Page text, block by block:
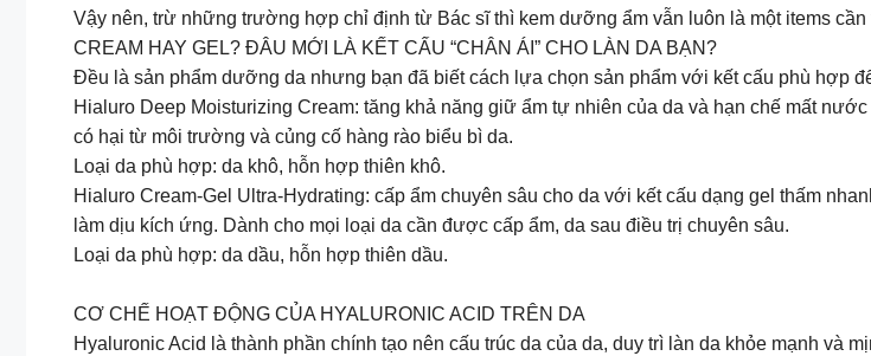
Vậy nên, trừ những trường hợp chỉ định từ Bác sĩ thì kem dưỡng ẩm vẫn luôn là một items
CREAM HAY GEL? ĐÂU MỚI LÀ KẾT CẤU “CHÂN ÁI” CHO LÀN DA BẠN?
Đều là sản phẩm dưỡng da nhưng bạn đã biết cách lựa chọn sản phẩm với kết cấu phù hợp
Hialuro Deep Moisturizing Cream: tăng khả năng giữ ẩm tự nhiên của da và hạn chế mất
có hại từ môi trường và củng cố hàng rào biểu bì da.
Loại da phù hợp: da khô, hỗn hợp thiên khô.
Hialuro Cream-Gel Ultra-Hydrating: cấp ẩm chuyên sâu cho da với kết cấu dạng gel thấm
làm dịu kích ứng. Dành cho mọi loại da cần được cấp ẩm, da sau điều trị chuyên sâu.
Loại da phù hợp: da dầu, hỗn hợp thiên dầu.
CƠ CHẾ HOẠT ĐỘNG CỦA HYALURONIC ACID TRÊN DA
Hyaluronic Acid là thành phần chính tạo nên cấu trúc da của da, duy trì làn da khỏe mạnh và